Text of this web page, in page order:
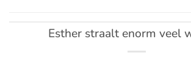
Esther straalt enorm veel